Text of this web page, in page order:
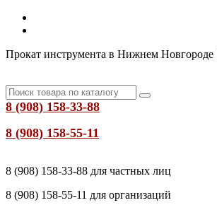
Прокат инструмента в Нижнем Новгороде
8 (908) 158-33-88
8 (908) 158-55-11
8 (908) 158-33-88 для частных лиц
8 (908) 158-55-11 для организаций